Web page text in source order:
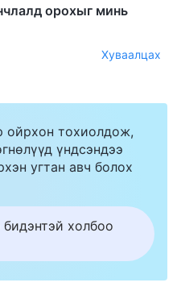
орохыг минь
Хуваалцах
ойрхон тохиолдож,
үндсэндээ
угтан авч болох
холбоо